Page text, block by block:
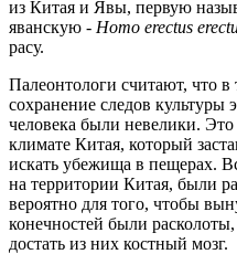
из Китая и Явы, первую
яванскую - Homo erectus
расу.
Палеонтологи считают, что
сохранение следов культуры
человека были невелики.
климате Китая, который
искать убежища в пещерах.
на территории Китая, были
вероятно для того, чтобы
конечностей были
достать из них костный мозг.